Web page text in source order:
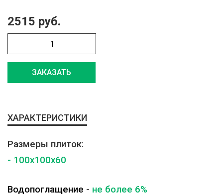
2515 руб.
ЗАКАЗАТЬ
ХАРАКТЕРИСТИКИ
Размеры плиток:
- 100x100x60
Водопоглащение - не более 6%